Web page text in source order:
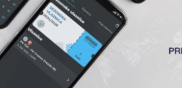
ANALIZA UTAKMICA
FK TSC
VS
OFK Vršac
1 : 0